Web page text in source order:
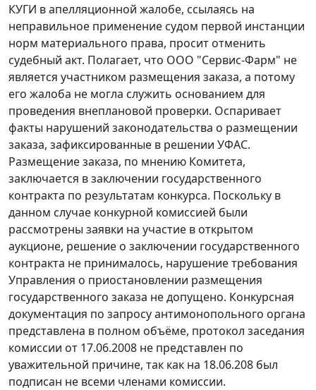
КУГИ в апелляционной жалобе, ссылаясь на
неправильное применение судом первой инстанции
норм материального права, просит отменить
судебный акт. Полагает, что ООО "Сервис-Фарм" не
является участником размещения заказа, а потому
его жалоба не могла служить основанием для
проведения внеплановой проверки. Оспаривает
факты нарушений законодательства о размещении
заказа, зафиксированные в решении УФАС.
Размещение заказа, по мнению Комитета,
заключается в заключении государственного
контракта по результатам конкурса. Поскольку в
данном случае конкурной комиссией были
рассмотрены заявки на участие в открытом
аукционе, решение о заключении государственного
контракта не принималось, нарушение требования
Управления о приостановлении размещения
государственного заказа не допущено. Конкурсная
документация по запросу антимонопольного органа
представлена в полном объёме, протокол заседания
комиссии от 17.06.2008 не представлен по
уважительной причине, так как на 18.06.208 был
подписан не всеми членами комиссии.